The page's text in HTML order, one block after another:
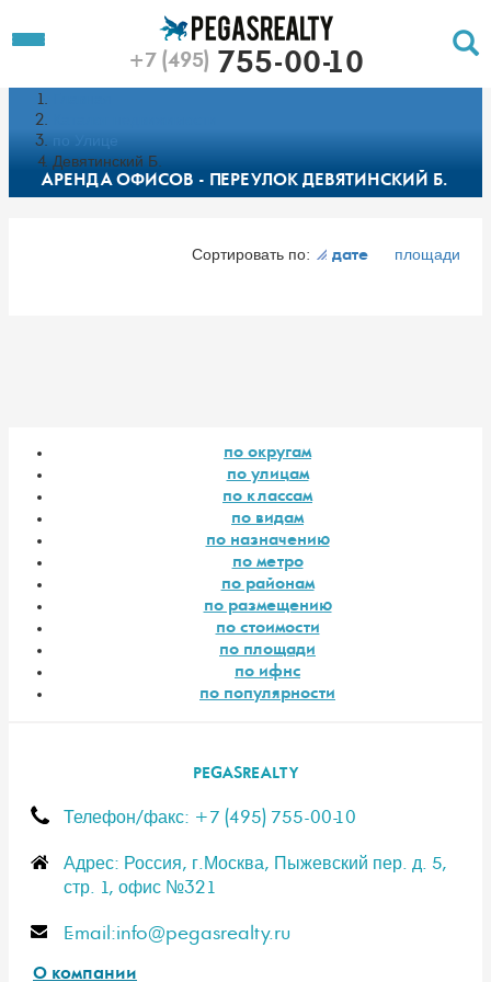
Toggle
Push
+7 (495) 755-00-10
Девятинский Б.
АРЕНДА ОФИСОВ - ПЕРЕУЛОК ДЕВЯТИНСКИЙ Б.
Сортировать по: дате площади
по округам
по улицам
по классам
по видам
по назначению
по метро
по районам
по размещению
по стоимости
по площади
по ифнс
по популярности
PEGASREALTY
Телефон/факс: +7 (495) 755-00-10
Адрес: Россия, г.Москва, Пыжевский пер. д. 5,
стр. 1, офис №321
E-mail:info@pegasrealty.ru
О компании